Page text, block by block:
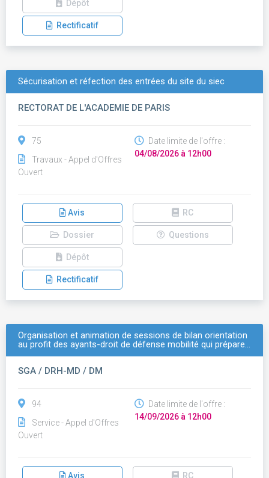
Dépôt
Rectificatif
Sécurisation et réfection des entrées du site du siec
RECTORAT DE L'ACADEMIE DE PARIS
75
Travaux - Appel d'Offres
Ouvert
Date limite de l'offre :
04/08/2026 à 12h00
Avis RC
Dossier Questions
Dépôt
Rectificatif
Organisation et animation de sessions de bilan orientation
au profit des ayants-droit de défense mobilité qui prépare…
SGA / DRH-MD / DM
94
Service - Appel d'Offres
Ouvert
Date limite de l'offre :
14/09/2026 à 12h00
Avis RC